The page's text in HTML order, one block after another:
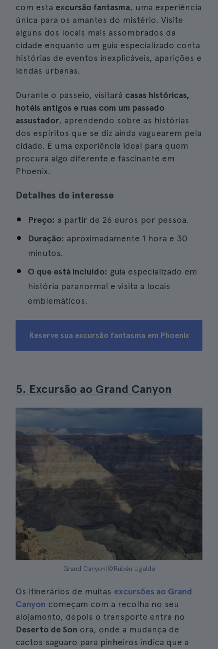
com esta excursão fantasma, uma experiência
única para os amantes do mistério. Visite
alguns dos locais mais assombrados da
cidade enquanto um guia especializado conta
histórias de eventos inexplicáveis, aparições e
lendas urbanas.
Durante o passeio, visitará casas históricas,
hotéis antigos e ruas com um passado
assustador, aprendendo sobre as histórias
dos espíritos que se diz ainda vaguearem pela
cidade. É uma experiência ideal para quem
procura algo diferente e fascinante em
Phoenix.
Detalhes de interesse
Preço: a partir de 26 euros por pessoa.
Duração: aproximadamente 1 hora e 30
minutos.
O que está incluído: guia especializado em
história paranormal e visita a locais
emblemáticos.
Reserve sua excursão fantasma em Phoenix
5. Excursão ao Grand Canyon
Grand Canyon|©Rubén Ugalde
Os itinerários de muitas excursões ao Grand
Canyon começam com a recolha no seu
alojamento, depois o transporte entra no
Deserto de Son ora, onde a mudança de
cactos saguaro para pinheiros indica que a